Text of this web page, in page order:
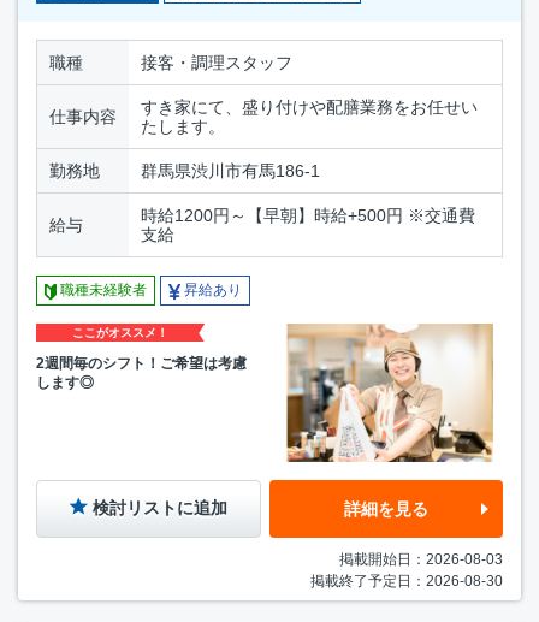
職種 接客・調理スタッフ
仕事内容
すき家にて、盛り付けや配膳業務をお任せい
たします。
勤務地 群馬県渋川市有馬186-1
給与
時給1200円～【早朝】時給+500円 ※交通費
支給
職種未経験者 昇給あり
ここがオススメ！
2週間毎のシフト！ご希望は考慮
します◎
検討リストに追加 詳細を見る
掲載開始日：2026-08-03
掲載終了予定日：2026-08-30